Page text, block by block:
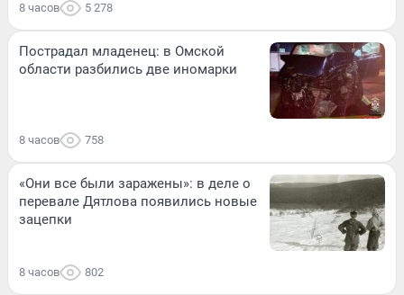
8 часов 5 278
Пострадал младенец: в Омской
области разбились две иномарки
8 часов 758
«Они все были заражены»: в деле о
перевале Дятлова появились новые
зацепки
8 часов 802